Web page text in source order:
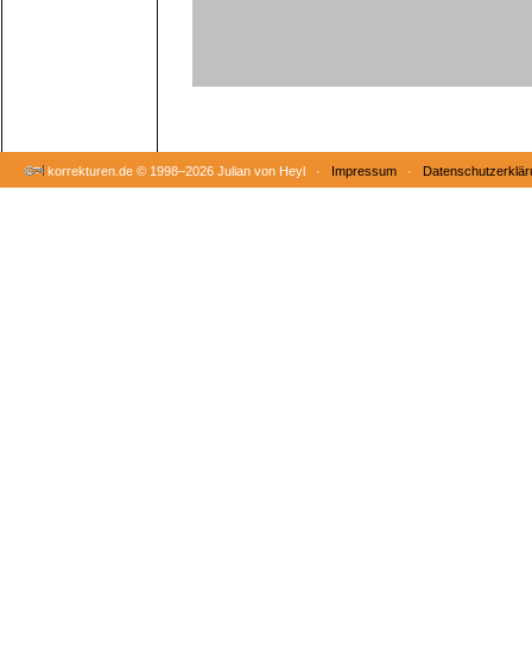
korrekturen.de © 1998–2026 Julian von Heyl · Impressum ·